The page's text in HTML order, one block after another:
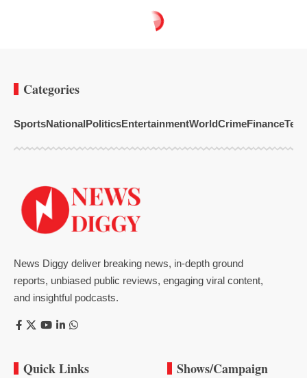
Categories
SportsNationalPoliticsEntertainmentWorldCrimeFinance
News Diggy deliver breaking news, in-depth ground
reports, unbiased public reviews, engaging viral content,
and insightful podcasts.
Quick Links Shows/Campaign